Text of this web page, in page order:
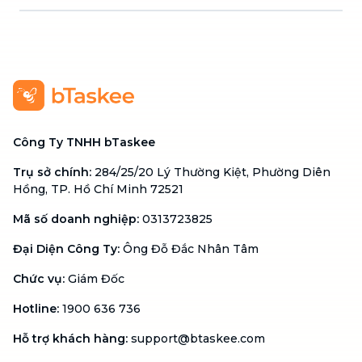
Công Ty TNHH bTaskee
Trụ sở chính: 284/25/20 Lý Thường Kiệt, Phường Diên
Hồng, TP. Hồ Chí Minh 72521
Mã số doanh nghiệp: 0313723825
Đại Diện Công Ty: Ông Đỗ Đắc Nhân Tâm
Chức vụ: Giám Đốc
Hotline: 1900 636 736
Hỗ trợ khách hàng: support@btaskee.com